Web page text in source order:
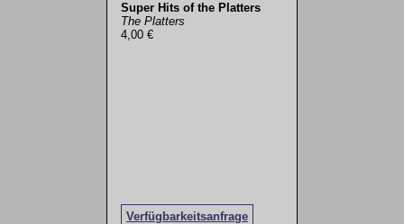
Super Hits of the Platters
The Platters
4,00 €
Verfügbarkeitsanfrage